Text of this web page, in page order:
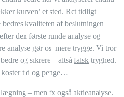
kurven’ et sted. Ret tidligt
bedres kvaliteten af beslutningen
den første runde analyse og
analyse gør os mere trygge. Vi tror
og sikrere – altså falsk tryghed.
tid og penge…
– men fx også aktieanalyse.